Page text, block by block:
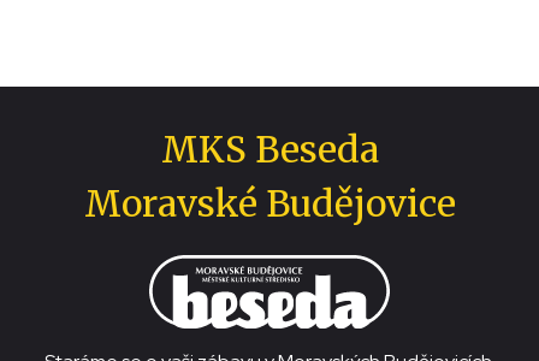
MKS Beseda
Moravské Budějovice